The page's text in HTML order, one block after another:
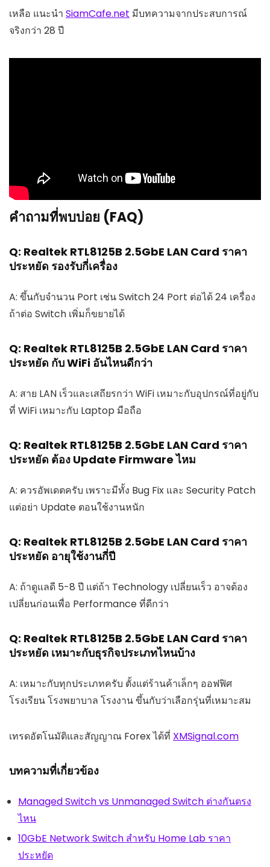
เหลือ แนะนำ SiamCafe.net มีบทความจากประสบการณ์
จริงกว่า 28 ปี
คำถามที่พบบ่อย (FAQ)
Q: Realtek RTL8125B 2.5GbE LAN Card ราคา
ประหยัด รองรับกี่เครื่อง
A: ขึ้นกับจำนวน Port เช่น Switch 24 Port ต่อได้ 24 เครื่อง
ถ้าต่อ Switch เพิ่มก็ขยายได้
Q: Realtek RTL8125B 2.5GbE LAN Card ราคา
ประหยัด กับ WiFi อันไหนดีกว่า
A: สาย LAN เร็วและเสถียรกว่า WiFi เหมาะกับอุปกรณ์ที่อยู่กับ
ที่ WiFi เหมาะกับ Laptop มือถือ
Q: Realtek RTL8125B 2.5GbE LAN Card ราคา
ประหยัด ต้อง Update Firmware ไหม
A: ควรอัพเดตครับ เพราะมีทั้ง Bug Fix และ Security Patch
แต่อย่า Update ตอนใช้งานหนัก
Q: Realtek RTL8125B 2.5GbE LAN Card ราคา
ประหยัด อายุใช้งานกี่ปี
A: ถ้าดูแลดี 5-8 ปี แต่ถ้า Technology เปลี่ยนเร็ว อาจต้อง
เปลี่ยนก่อนเพื่อ Performance ที่ดีกว่า
Q: Realtek RTL8125B 2.5GbE LAN Card ราคา
ประหยัด เหมาะกับธุรกิจประเภทไหนบ้าง
A: เหมาะกับทุกประเภทครับ ตั้งแต่ร้านค้าเล็กๆ ออฟฟิศ
โรงเรียน โรงพยาบาล โรงงาน ขึ้นกับว่าเลือกรุ่นที่เหมาะสม
เทรดอัตโนมัติและสัญญาณ Forex ได้ที่ XMSignal.com
บทความที่เกี่ยวข้อง
Managed Switch vs Unmanaged Switch ต่างกันตรง
ไหน
10GbE Network Switch สำหรับ Home Lab ราคา
ประหยัด